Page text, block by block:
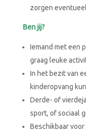
zorgen
Ben jij?
Iemand met een
graag leuke
In het bezit van
kinderopvang
Derde- of
sport, of sociaal
Beschikbaar voor